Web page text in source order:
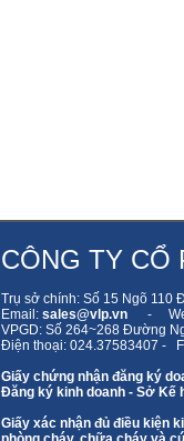
CÔNG TY CỔ
Trụ sở chính: Số 15 Ngõ 110
Email: sales@vlp.vn -
VPGD: Số 264~268 Đường
Điện thoại: 024.37583407 -
Giấy chứng nhận đăng ký
Đăng ký kinh doanh - Sở Kế
Giấy xác nhận đủ điều kiện